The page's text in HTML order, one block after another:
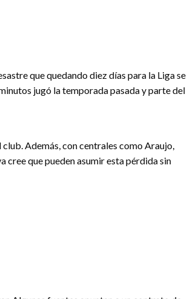
que quedando diez días para la Liga se
jugó la temporada pasada y parte del
Además, con centrales como Araujo,
que pueden asumir esta pérdida sin